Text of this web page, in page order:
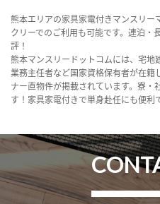
熊本エリアの家具家電付きマンスリー
クリーでのご利用も可能です。連泊
評！
熊本マンスリードットコムには、宅
業務主任者など国家資格保有者が在籍
ナー直物件が掲載されています。寮・
す！家具家電付きで単身赴任にも便利で